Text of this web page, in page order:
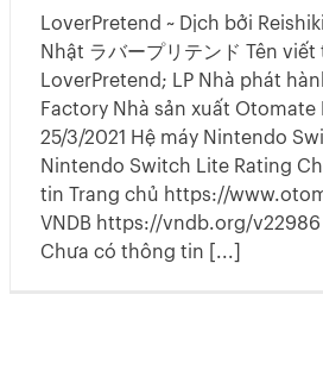
LoverPretend ~ Dịch bởi
Nhật ラバープリテンド Tên viết
LoverPretend; LP Nhà phát
Factory Nhà sản xuất Otomate
25/3/2021 Hệ máy Nintendo
Nintendo Switch Lite Rating
tin Trang chủ https://
VNDB https://vndb.org/
Chưa có thông tin [...]